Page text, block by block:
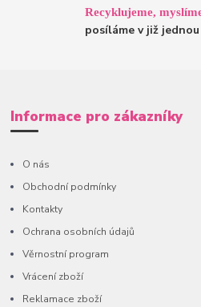
Recyklujeme,
posíláme v již
Informace pro zákazníky
O nás
Obchodní podmínky
Kontakty
Ochrana osobních údajů
Věrnostní program
Vrácení zboží
Reklamace zboží